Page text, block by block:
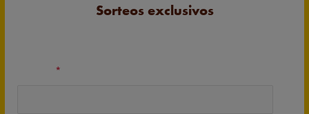
Sorteos exclusivos
*